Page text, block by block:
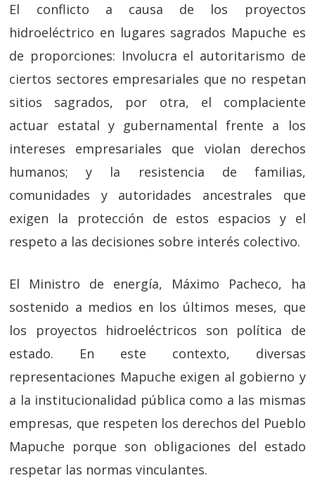
El conflicto a causa de los proyectos
hidroeléctrico en lugares sagrados Mapuche es
de proporciones: Involucra el autoritarismo de
ciertos sectores empresariales que no respetan
sitios sagrados, por otra, el complaciente
actuar estatal y gubernamental frente a los
intereses empresariales que violan derechos
humanos; y la resistencia de familias,
comunidades y autoridades ancestrales que
exigen la protección de estos espacios y el
respeto a las decisiones sobre interés colectivo.
El Ministro de energía, Máximo Pacheco, ha
sostenido a medios en los últimos meses, que
los proyectos hidroeléctricos son política de
estado. En este contexto, diversas
representaciones Mapuche exigen al gobierno y
a la institucionalidad pública como a las mismas
empresas, que respeten los derechos del Pueblo
Mapuche porque son obligaciones del estado
respetar las normas vinculantes.